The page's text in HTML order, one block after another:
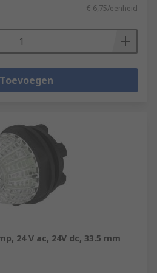
€ 6,75/eenheid
24 V ac, 24V dc, 33.5 mm